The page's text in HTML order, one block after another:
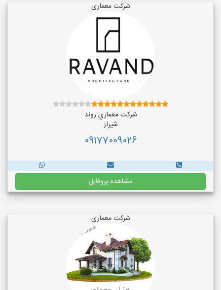
شرکت معماری
شركت معماري روند
شیراز
09177009026
مشاهده پروفایل
شرکت معماری